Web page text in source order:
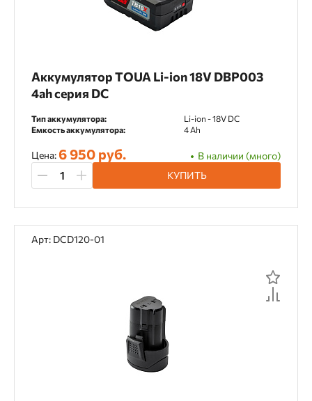
Аккумулятор TOUA Li-ion 18V DBP003
4ah серия DC
Тип аккумулятора:
Li-ion - 18V DC
Емкость аккумулятора:
4 Ah
Цена: 6 950 руб.
В наличии (много)
КУПИТЬ
Арт: DCD120-01